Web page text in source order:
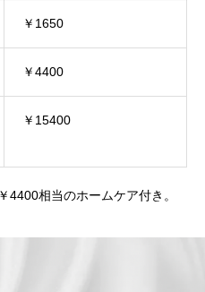
￥1650
￥4400
￥15400
相当のホームケア付き。